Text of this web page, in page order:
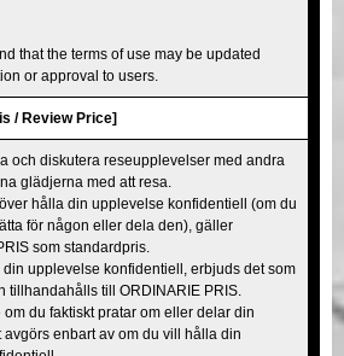
that the terms of use may be updated
or approval to users.
/ Review Price]
och diskutera reseupplevelser med andra
glädjerna med att resa.
hålla din upplevelse konfidentiell (om du
för någon eller dela den), gäller
som standardpris.
upplevelse konfidentiell, erbjuds det som
tillhandahålls till ORDINARIE PRIS.
du faktiskt pratar om eller delar din
enbart av om du vill hålla din